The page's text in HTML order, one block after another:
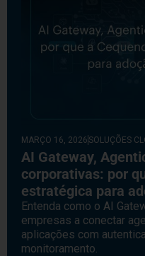
MARÇO 16, 2026 SOLUÇÕES
AI Gateway,
corporativas: por
estratégica para
Entenda como o AI
empresas a conectar
aplicações com
monitoramento.